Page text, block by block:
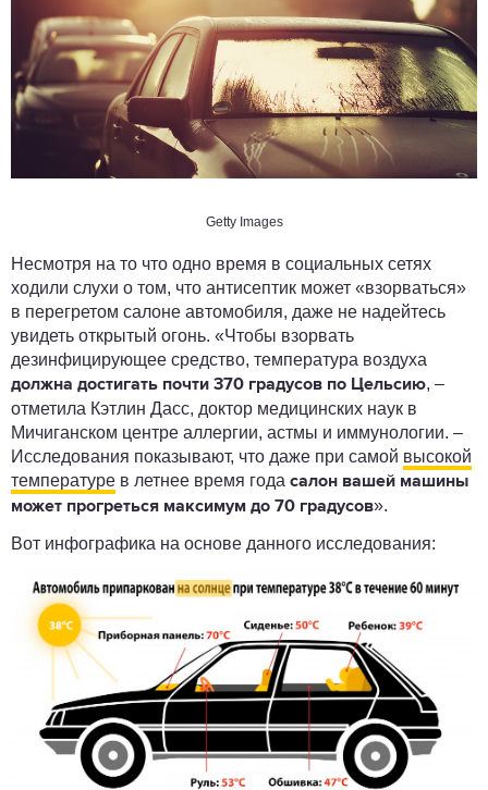
Getty Images
Несмотря на то что одно время в социальных сетях
ходили слухи о том, что антисептик может «взорваться»
в перегретом салоне автомобиля, даже не надейтесь
увидеть открытый огонь. «Чтобы взорвать
дезинфицирующее средство, температура воздуха
должна достигать почти 370 градусов по Цельсию, –
отметила Кэтлин Дасс, доктор медицинских наук в
Мичиганском центре аллергии, астмы и иммунологии. –
Исследования показывают, что даже при самой высокой
температуре в летнее время года салон вашей машины
может прогреться максимум до 70 градусов».
Вот инфографика на основе данного исследования: